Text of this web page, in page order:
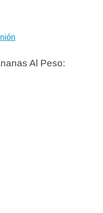
Al Peso: